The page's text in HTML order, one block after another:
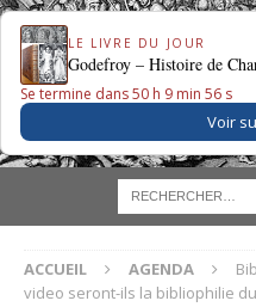
LE LIVRE DU JOUR
Godefroy – Histoire de
Se termine dans 50 h 9 min 55 s
Voir
ACCUEIL AGENDA
video seront-ils la bibliophilie